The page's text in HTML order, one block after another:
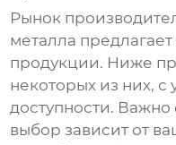
Рынок
металла
продукции. Ниже
некоторых из них, с
доступности. Важно
выбор зависит от